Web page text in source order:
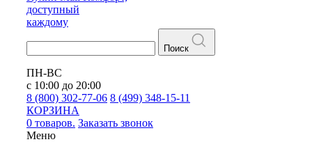
доступный
каждому
Поиск
ПН-ВС
с 10:00 до 20:00
8 (800) 302-77-06 8 (499) 348-15-11
КОРЗИНА
0 товаров. Заказать звонок
Меню